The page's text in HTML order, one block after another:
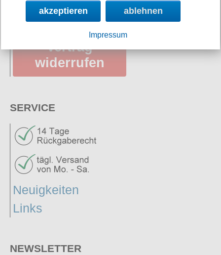
AGB
Vertrag
widerrufen
SERVICE
Neuigkeiten
Links
NEWSLETTER
akzeptieren ablehnen
Impressum